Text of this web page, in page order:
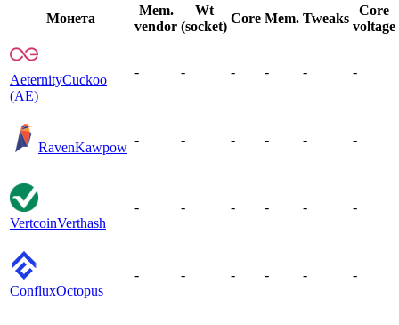
Монета
Mem.
vendor
Wt
(socket)
Core Mem. Tweaks
Core
voltage
AeternityCuckoo
(AE)
- - - - - -
RavenKawpow
- - - - - -
VertcoinVerthash
- - - - - -
ConfluxOctopus
- - - - - -